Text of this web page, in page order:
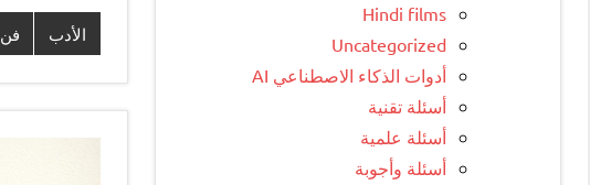
الأدب فن
Hindi films
Uncategorized
أدوات الذكاء الاصطناعي AI
أسئلة تقنية
أسئلة علمية
أسئلة وأجوبة